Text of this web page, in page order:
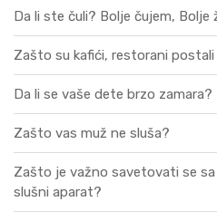
Da li ste čuli? Bolje čujem, Bolje
Zašto su kafići, restorani
Da li se vaše dete brzo zamara?
Zašto vas muž ne sluša?
Zašto je važno savetovati se
slušni aparat?